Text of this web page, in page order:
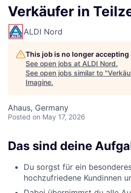
Verkäufer in
ALDI Nord
This job is no longer
See open jobs at ALDI Nord.
See open jobs similar to "
Imagine.
Ahaus, Germany
Posted on May 17, 2026
Das sind deine
Du sorgst für ein
hochzufriedene Kundinnen